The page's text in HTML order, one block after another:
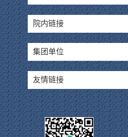
院内链接
集团单位
友情链接